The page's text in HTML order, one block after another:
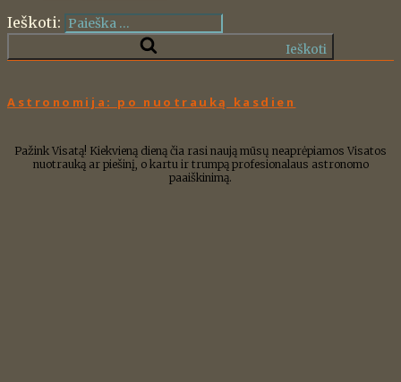
Ieškoti:
Ieškoti
Astronomija: po nuotrauką kasdien
Pažink Visatą! Kiekvieną dieną čia rasi naują mūsų neaprėpiamos Visatos
nuotrauką ar piešinį, o kartu ir trumpą profesionalaus astronomo
paaiškinimą.